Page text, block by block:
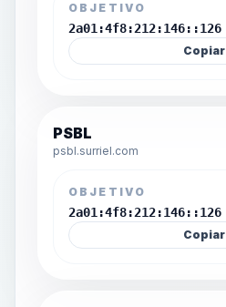
OBJETIVO
2a01:4f8:212:146::126
Copiar
PSBL
psbl.surriel.com
OBJETIVO
2a01:4f8:212:146::126
Copiar